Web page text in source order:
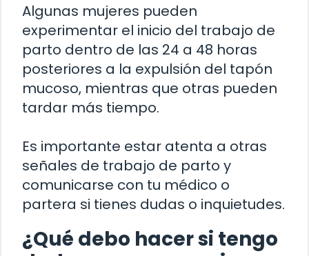
Algunas mujeres pueden
experimentar el inicio del trabajo de
parto dentro de las 24 a 48 horas
posteriores a la expulsión del tapón
mucoso, mientras que otras pueden
tardar más tiempo.
Es importante estar atenta a otras
señales de trabajo de parto y
comunicarse con tu médico o
partera si tienes dudas o inquietudes.
¿Qué debo hacer si tengo